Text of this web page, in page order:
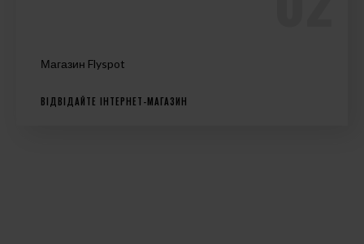
Магазин Flyspot
ВІДВІДАЙТЕ ІНТЕРНЕТ-МАГАЗИН